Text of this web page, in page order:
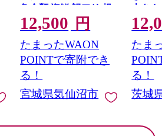
魚介類 海鮮 訳アリ 規
格外 不揃い さけ サケ
鮭切身 シャケ 切り身
冷凍 家庭用 おかず 弁
当 支援 サーモン 銀鮭
切り身 魚 わけあり
12,500 円
たまったWAON
POINTで寄附でき
る！
宮城県気仙沼市
大き
レ・
鰻 ふ
な重
茨城
と納
たま
る！
茨城